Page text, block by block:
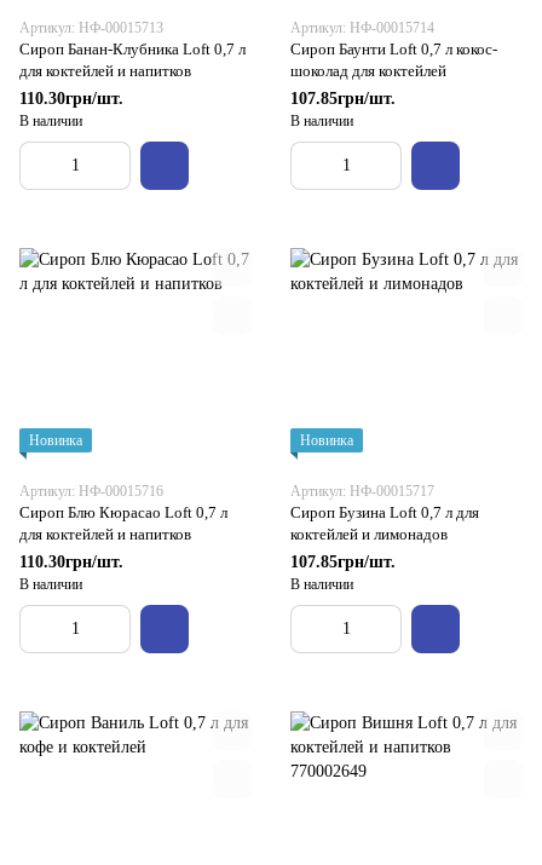
Артикул: НФ-00015713
Сироп Банан-Клубника Loft 0,7 л
для коктейлей и напитков
110.30грн/шт.
В наличии
Артикул: НФ-00015714
Сироп Баунти Loft 0,7 л кокос-
шоколад для коктейлей
107.85грн/шт.
В наличии
Новинка
Артикул: НФ-00015716
Сироп Блю Кюрасао Loft 0,7 л
для коктейлей и напитков
110.30грн/шт.
В наличии
Новинка
Артикул: НФ-00015717
Сироп Бузина Loft 0,7 л для
коктейлей и лимонадов
107.85грн/шт.
В наличии